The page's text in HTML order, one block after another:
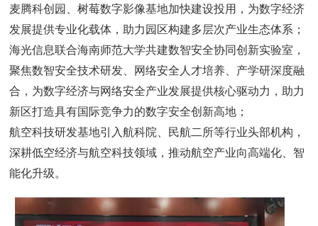
麦腾科创园、树莓数字影像基地加快建设投用，为数字经济
发展提供专业化载体，助力园区构建多层次产业生态体系；
海光信息联合海南师范大学共建数智安全协同创新实验室，
聚焦数智安全技术研发、网络安全人才培养、产学研深度融
合，为数字经济与网络安全产业发展提供核心驱动力，助力
新区打造具有国际竞争力的数字安全创新高地；
航空科技研发基地引入航科院、民航二所等行业头部机构，
深耕低空经济与航空科技领域，推动航空产业向高端化、智
能化升级。